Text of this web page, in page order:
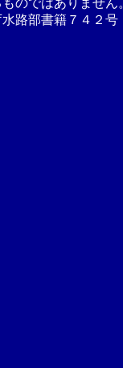
のではありませ
路部書籍７４２